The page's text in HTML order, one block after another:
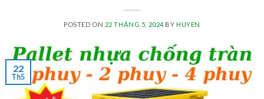
POSTED ON 22 THÁNG 5, 2024BY HUYEN
22
Th5